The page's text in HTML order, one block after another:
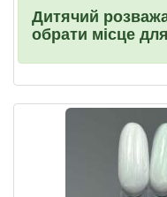
Дитячий
обрати місце